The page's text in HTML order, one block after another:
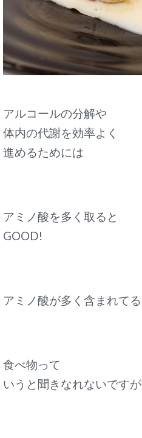
アルコールの分解や
体内の代謝を効率よく
進めるためには
アミノ酸を多く取ると
GOOD!
アミノ酸が多く含まれてる
食べ物って
いうと聞きなれないですが